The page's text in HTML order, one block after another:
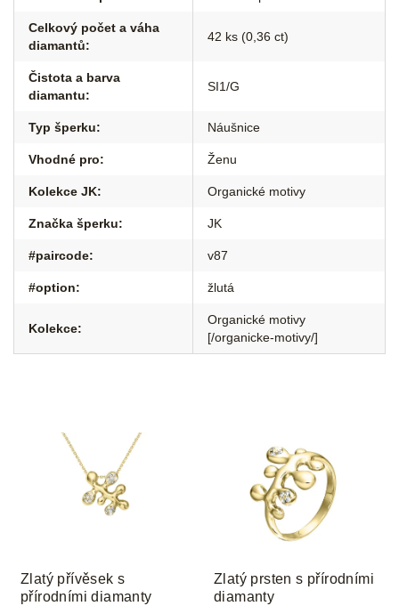
Celkový počet a váha
diamantů:
42 ks (0,36 ct)
Čistota a barva
diamantu:
SI1/G
Typ šperku: Náušnice
Vhodné pro: Ženu
Kolekce JK: Organické motivy
Značka šperku: JK
#paircode: v87
#option: žlutá
Kolekce:
Organické motivy
[/organicke-motivy/]
Zlatý přívěsek s
přírodními diamanty
Zlatý prsten s přírodními
diamanty